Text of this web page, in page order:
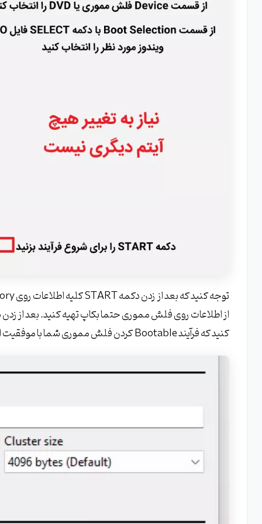
گام پنجم نصب ویندوز 8.1 : انتخاب دیسک و پارتیشن نصب ویندوز
گام ششم نصب ویندوز 8.1 : انتخاب قالب رنگی و اسم کامپیوتر
گام دهم نصب ویندوز 8.1 : وارد کردن مشخصات کاربری و رمز عبور
گام یازدهم نصب ویندوز 8.1 : کامل شدن نصب ویندوز هشت و یک
گام چهارم نصب ویندوز 7 : انتخاب نوع نصب ویندوز
گام ششم نصب ویندوز 7 : انتخاب نام کاربری و اسم کامپیوتر
گام هفتم نصب ویندوز 7 : انتخاب رمز عبور و یادآوری رمز عبور
گام هشتم نصب ویندوز 7 : وارد کرد لایسنس یا کد فعال سازی نرم افزار
گام دهم نصب ویندوز 7 : انتخاب ساعت و زمان سیستم
آموزش نصب ویندوز XP بصورت کامل و گام به گام
کنید که فرآیند Bootable کردن فلش مموری شما با موفقیت انجام شود و با تصویر زیر مواجه شوید.